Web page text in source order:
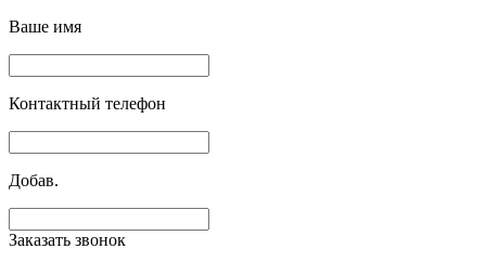
Ваше имя
Контактный телефон
Добав.
Заказать звонок